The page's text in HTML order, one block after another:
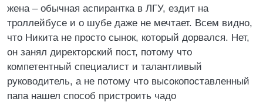
жена – обычная аспирантка в ЛГУ, ездит на
троллейбусе и о шубе даже не мечтает. Всем видно,
что Никита не просто сынок, который дорвался. Нет,
он занял директорский пост, потому что
компетентный специалист и талантливый
руководитель, а не потому что высокопоставленный
папа нашел способ пристроить чадо